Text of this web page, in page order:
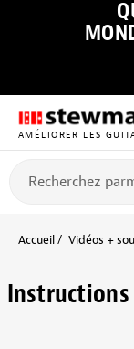
AMÉLIORER LES
Accueil Vidéos +